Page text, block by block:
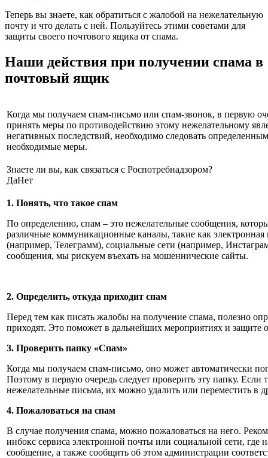
Теперь вы знаете, как обратиться с жалобой на нежелательную
почту и что делать с ней. Пользуйтесь этими советами для
защиты своего почтового ящика от спама.
Наши действия при получении спама в
почтовый ящик
Когда мы получаем спам-письмо или спам-звонок, в первую
принять меры по противодействию этому нежелательному
негативных последствий, необходимо следовать
необходимые меры.
Знаете ли вы, как связаться с Роспотребнадзором?
ДаНет
1. Понять, что такое спам
По определению, спам – это нежелательные сообщения,
различные коммуникационные каналы, такие как
(например, Телеграмм), социальные сети (например,
сообщения, мы рискуем въехать на мошеннические сайты.
2. Определить, откуда приходит спам
Перед тем как писать жалобы на получение спама, полезно
приходят. Это поможет в дальнейших мероприятиях и защите
3. Проверить папку «Спам»
Когда мы получаем спам-письмо, оно может автоматически
Поэтому в первую очередь следует проверить эту папку. Если
нежелательные письма, их можно удалить или переместить в
4. Пожаловаться на спам
В случае получения спама, можно пожаловаться на него.
инбокс сервиса электронной почты или социальной сети, где
сообщение, а также сообщить об этом администрации